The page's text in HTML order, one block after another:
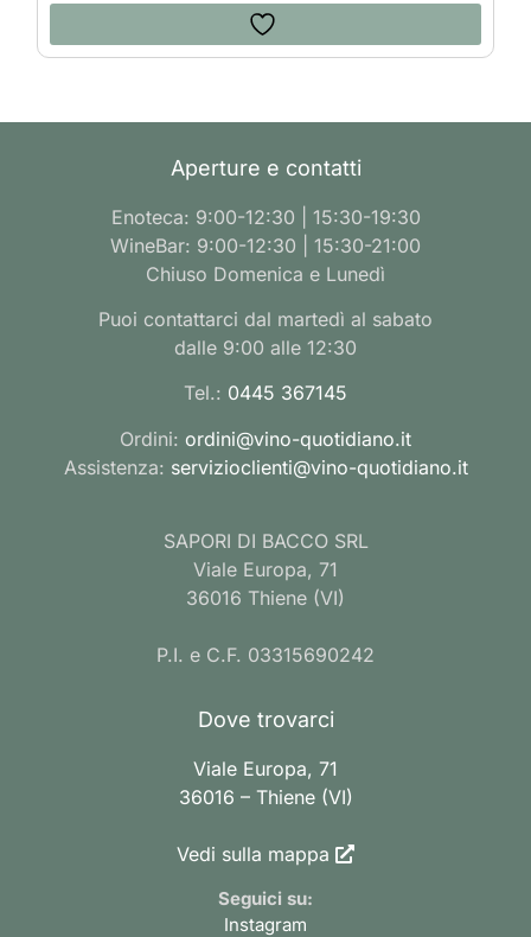
Aperture e contatti
Enoteca: 9:00-12:30 | 15:30-19:30
WineBar: 9:00-12:30 | 15:30-21:00
Chiuso Domenica e Lunedì
Puoi contattarci dal martedì al sabato
dalle 9:00 alle 12:30
Tel.: 0445 367145
Ordini: ordini@vino-quotidiano.it
Assistenza: servizioclienti@vino-quotidiano.it
SAPORI DI BACCO SRL
Viale Europa, 71
36016 Thiene (VI)
P.I. e C.F. 03315690242
Dove trovarci
Viale Europa, 71
36016 – Thiene (VI)
Vedi sulla mappa
Seguici su:
Instagram